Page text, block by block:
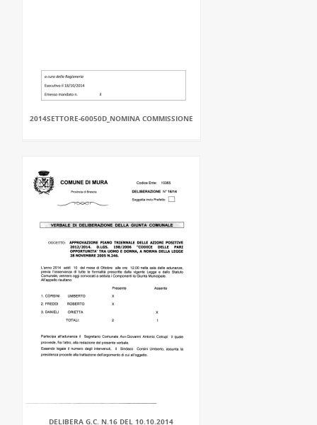
2014SETTORE-60050D_NOMINA COMMISSIONE
DELIBERA G.C. N.16 DEL 10.10.2014